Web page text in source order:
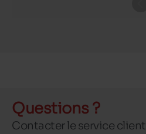
Questions ?
Contacter le service client